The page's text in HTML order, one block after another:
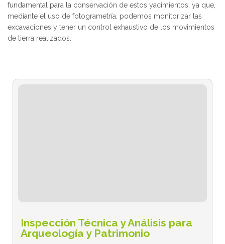
fundamental para la conservación de estos yacimientos, ya que,
mediante el uso de fotogrametría, podemos monitorizar las
excavaciones y tener un control exhaustivo de los movimientos
de tierra realizados.
Inspección Técnica y Análisis para
Arqueología y Patrimonio